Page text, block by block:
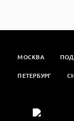
МОСКВА
ПЕТЕРБУРГ